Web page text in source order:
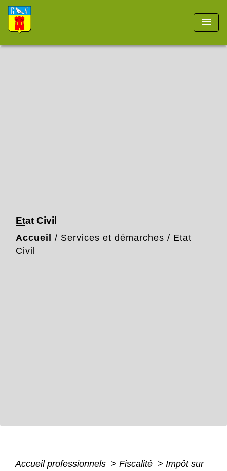
menu
Etat Civil
Accueil / Services et démarches / Etat
Civil
Accueil professionnels > Fiscalité > Impôt sur